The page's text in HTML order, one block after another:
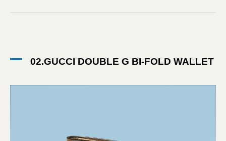
02.GUCCI DOUBLE G BI-FOLD WALLET